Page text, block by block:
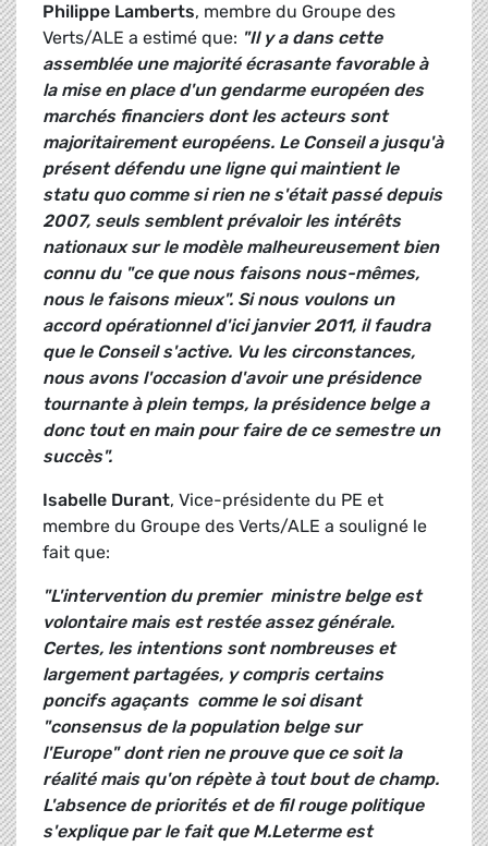
Philippe Lamberts, membre du Groupe des
Verts/ALE a estimé que: "Il y a dans cette
assemblée une majorité écrasante favorable à
la mise en place d'un gendarme européen des
marchés financiers dont les acteurs sont
majoritairement européens. Le Conseil a jusqu'à
présent défendu une ligne qui maintient le
statu quo comme si rien ne s'était passé depuis
2007, seuls semblent prévaloir les intérêts
nationaux sur le modèle malheureusement bien
connu du "ce que nous faisons nous-mêmes,
nous le faisons mieux". Si nous voulons un
accord opérationnel d'ici janvier 2011, il faudra
que le Conseil s'active. Vu les circonstances,
nous avons l'occasion d'avoir une présidence
tournante à plein temps, la présidence belge a
donc tout en main pour faire de ce semestre un
succès".
Isabelle Durant, Vice-présidente du PE et
membre du Groupe des Verts/ALE a souligné le
fait que:
"L'intervention du premier ministre belge est
volontaire mais est restée assez générale.
Certes, les intentions sont nombreuses et
largement partagées, y compris certains
poncifs agaçants comme le soi disant
"consensus de la population belge sur
l'Europe" dont rien ne prouve que ce soit la
réalité mais qu'on répète à tout bout de champ.
L'absence de priorités et de fil rouge politique
s'explique par le fait que M.Leterme est